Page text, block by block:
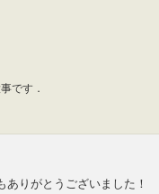
です．
りがとうございました！